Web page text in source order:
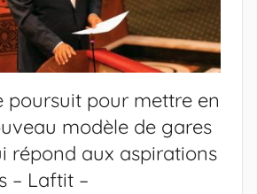
poursuit pour mettre en
modèle de gares
répond aux aspirations
– Laftit –